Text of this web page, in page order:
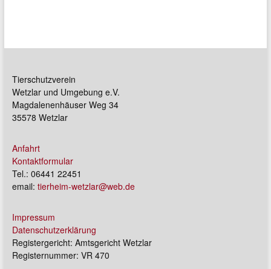
Tierschutzverein
Wetzlar und Umgebung e.V.
Magdalenenhäuser Weg 34
35578 Wetzlar
Anfahrt
Kontaktformular
Tel.: 06441 22451
email: tierheim-wetzlar@web.de
Impressum
Datenschutzerklärung
Registergericht: Amtsgericht Wetzlar
Registernummer: VR 470